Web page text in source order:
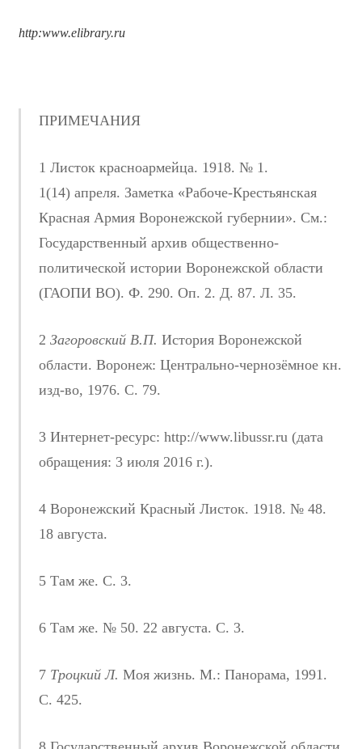
http:www.elibrary.ru
ПРИМЕЧАНИЯ
1 Листок красноармейца. 1918. № 1.
1(14) апреля. Заметка «Рабоче-Крестьянская
Красная Армия Воронежской губернии». См.:
Государственный архив общественно-
политической истории Воронежской области
(ГАОПИ ВО). Ф. 290. Оп. 2. Д. 87. Л. 35.
2 Загоровский В.П. История Воронежской
области. Воронеж: Центрально-чернозёмное кн.
изд-во, 1976. С. 79.
3 Интернет-ресурс: http://www.libussr.ru (дата
обращения: 3 июля 2016 г.).
4 Воронежский Красный Листок. 1918. № 48.
18 августа.
5 Там же. С. 3.
6 Там же. № 50. 22 августа. С. 3.
7 Троцкий Л. Моя жизнь. М.: Панорама, 1991.
С. 425.